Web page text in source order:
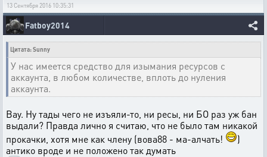
13 Сентября 2016 10:35:31
Fatboy2014
Цитата: Sunny
У нас имеется средство для изымания ресурсов с
аккаунта, в любом количестве, вплоть до нуления
аккаунта.
Вау. Ну тады чего не изъяли-то, ни ресы, ни БО раз уж бан
выдали? Правда лично я считаю, что не было там никакой
прокачки, хотя мне как члену (вова88 - ма-алчать!
)
антико вроде и не положено так думать